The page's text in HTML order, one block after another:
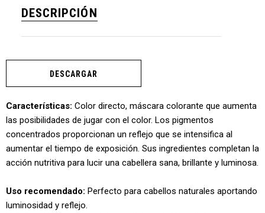
DESCRIPCIÓN
DESCARGAR
Características: Color directo, máscara colorante que aumenta
las posibilidades de jugar con el color. Los pigmentos
concentrados proporcionan un reflejo que se intensifica al
aumentar el tiempo de exposición. Sus ingredientes completan la
acción nutritiva para lucir una cabellera sana, brillante y luminosa.
Uso recomendado: Perfecto para cabellos naturales aportando
luminosidad y reflejo.